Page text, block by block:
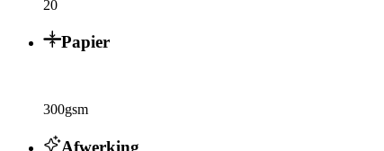
20
Papier
300gsm
Afwerking